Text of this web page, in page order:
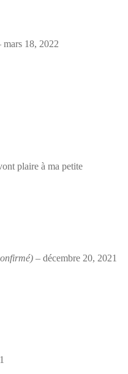
mars 18, 2022
plaire à ma petite
– décembre 20, 2021